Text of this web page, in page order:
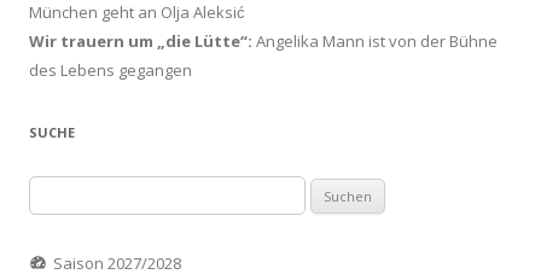
München geht an Olja Aleksić
Wir trauern um „die Lütte“: Angelika Mann ist von der Bühne
des Lebens gegangen
SUCHE
nach:
Saison 2027/2028